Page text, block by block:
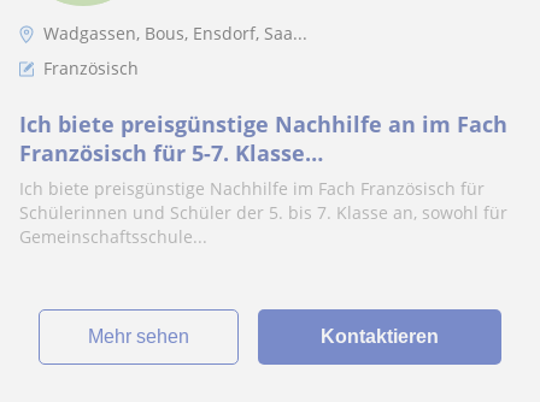
Wadgassen, Bous, Ensdorf, Saa...
Französisch
Ich biete preisgünstige Nachhilfe an im Fach
Französisch für 5-7. Klasse
(Gemeinschaftsschule und Gymnasium) für
20 Euro die Stunde
Ich biete preisgünstige Nachhilfe im Fach Französisch für
Schülerinnen und Schüler der 5. bis 7. Klasse an, sowohl für
Gemeinschaftsschule...
Mehr sehen Kontaktieren